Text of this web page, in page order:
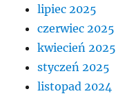
lipiec 2025
czerwiec 2025
kwiecień 2025
styczeń 2025
listopad 2024